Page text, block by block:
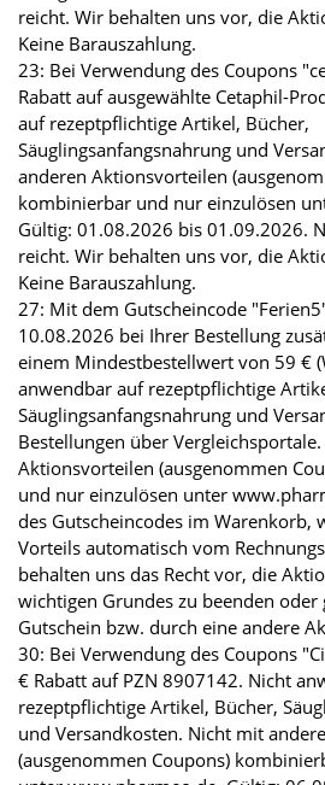
reicht. Wir behalten uns vor, die
Keine Barauszahlung.
23: Bei Verwendung des Coupons
Rabatt auf ausgewählte Cetaphil-
auf rezeptpflichtige Artikel, Bücher,
Säuglingsanfangsnahrung und
anderen Aktionsvorteilen
kombinierbar und nur einzulösen
Gültig: 01.08.2026 bis 01.09.2026.
reicht. Wir behalten uns vor, die
Keine Barauszahlung.
27: Mit dem Gutscheincode
10.08.2026 bei Ihrer Bestellung
einem Mindestbestellwert von 59 €
anwendbar auf rezeptpflichtige
Säuglingsanfangsnahrung und
Bestellungen über
Aktionsvorteilen (ausgenommen
und nur einzulösen unter
des Gutscheincodes im Warenkorb,
Vorteils automatisch vom
behalten uns das Recht vor, die
wichtigen Grundes zu beenden
Gutschein bzw. durch eine andere
30: Bei Verwendung des Coupons
€ Rabatt auf PZN 8907142. Nicht
rezeptpflichtige Artikel, Bücher,
und Versandkosten. Nicht mit
(ausgenommen Coupons)